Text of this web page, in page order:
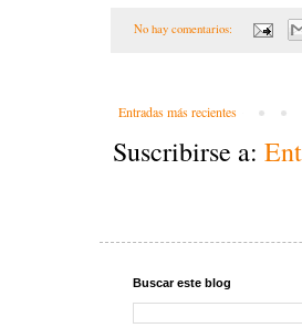
No hay comentarios:
Entradas más recientes
Suscribirse a:
Buscar este blog